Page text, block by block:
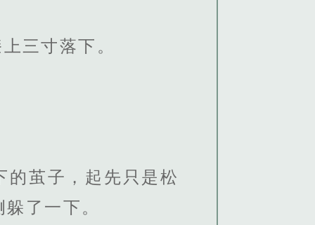
三寸落下。
的茧子，起先只是松
了一下。